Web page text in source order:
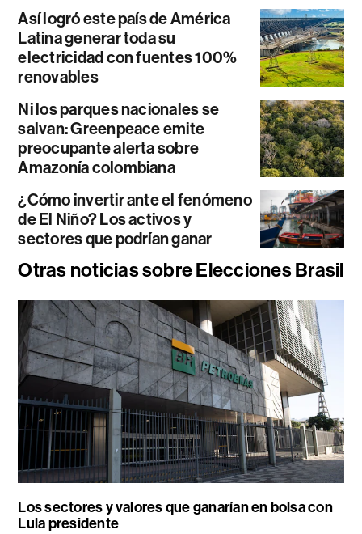
Así logró este país de América
Latina generar toda su
electricidad con fuentes 100%
renovables
Ni los parques nacionales se
salvan: Greenpeace emite
preocupante alerta sobre
Amazonía colombiana
¿Cómo invertir ante el fenómeno
de El Niño? Los activos y
sectores que podrían ganar
Otras noticias sobre Elecciones Brasil
Los sectores y valores que ganarían en bolsa con
Lula presidente